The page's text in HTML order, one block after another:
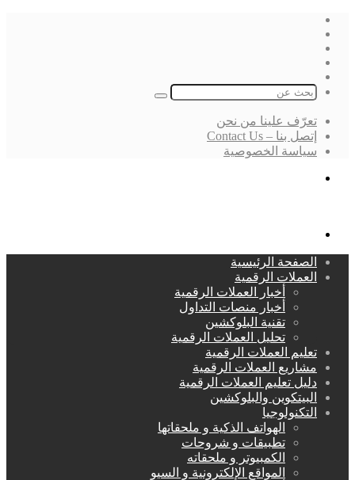
بحث
تعرّف علينا من نحن
إتصل بنا – Contact Us
سياسة الخصوصية
الصفحة الرئيسية
العملات الرقمية
أخبار العملات الرقمية
أخبار منصات التداول
تقنية البلوكشين
تحليل العملات الرقمية
تعليم العملات الرقمية
مشاريع العملات الرقمية
دليل تعليم العملات الرقمية
البيتكوين والبلوكشين
التكنولوجيا
الهواتف الذكية و ملحقاتها
تطبيقات و شروحات
الكمبيوتر و ملحقاته
المواقع الإلكترونية و السيو